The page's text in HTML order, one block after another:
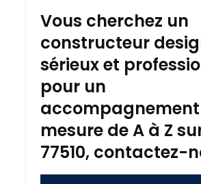
Vous cherchez un
constructeur
sérieux et
pour un
mesure de A à Z
77510, contactez-